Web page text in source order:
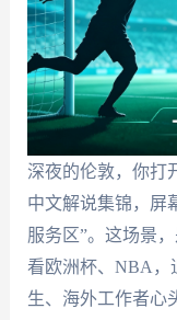
深夜的伦敦，你打
中文解说集锦，屏
服务区”。这场景
看欧洲杯、NBA，
生、海外工作者心